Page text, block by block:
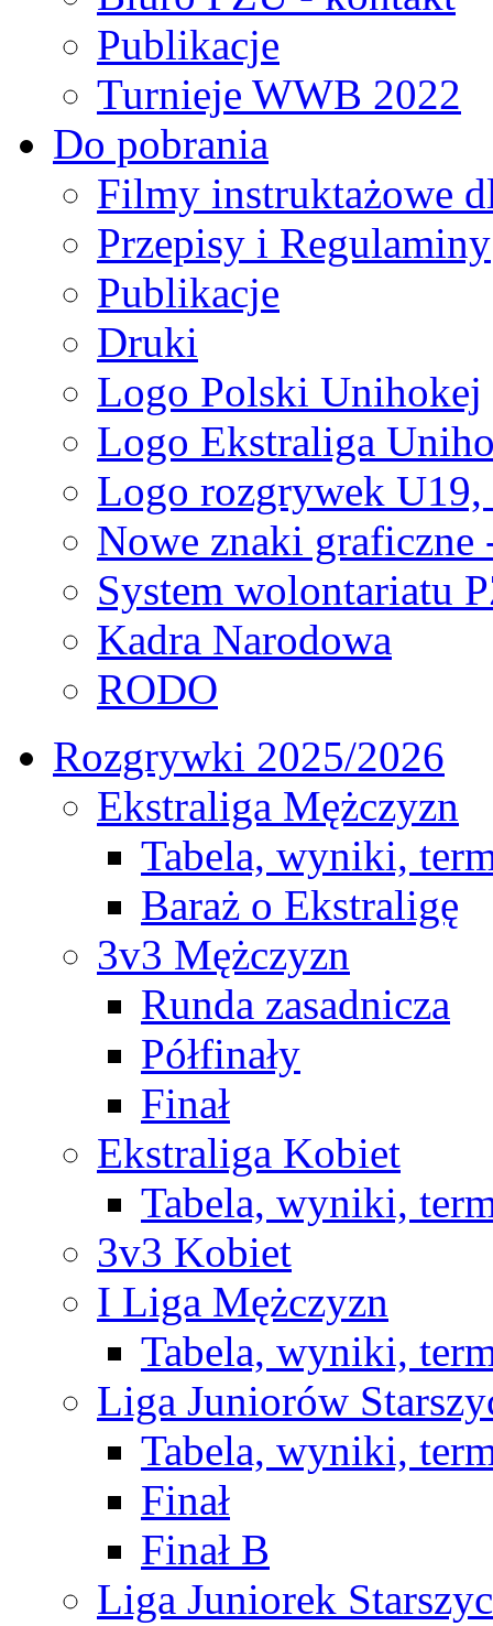
Publikacje
Turnieje WWB 2022
Do pobrania
Filmy instruktażowe
Przepisy i Regulaminy
Publikacje
Druki
Logo Polski Unihokej
Logo Ekstraliga
Logo rozgrywek
Nowe znaki graficzne
System wolontariatu
Kadra Narodowa
RODO
Rozgrywki 2025/2026
Ekstraliga Mężczyzn
Tabela, wyniki,
Baraż o Ekstraligę
3v3 Mężczyzn
Runda zasadnicza
Półfinały
Finał
Ekstraliga Kobiet
Tabela, wyniki,
3v3 Kobiet
I Liga Mężczyzn
Tabela, wyniki,
Liga Juniorów
Tabela, wyniki,
Finał
Finał B
Liga Juniorek